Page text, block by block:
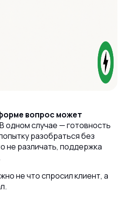
вопрос может
В одном случае — готовность
разобраться без
не различать, поддержка
не что спросил клиент, а